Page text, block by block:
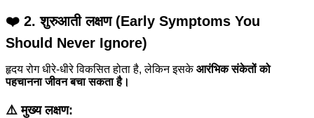
❤️ 2. शुरुआती लक्षण (Early Symptoms You
Should Never Ignore)
हृदय रोग धीरे-धीरे विकसित होता है, लेकिन इसकेआरंभिक संकेतों को
पहचानना जीवन बचा सकता है।
⚠️ मुख्य लक्षण: